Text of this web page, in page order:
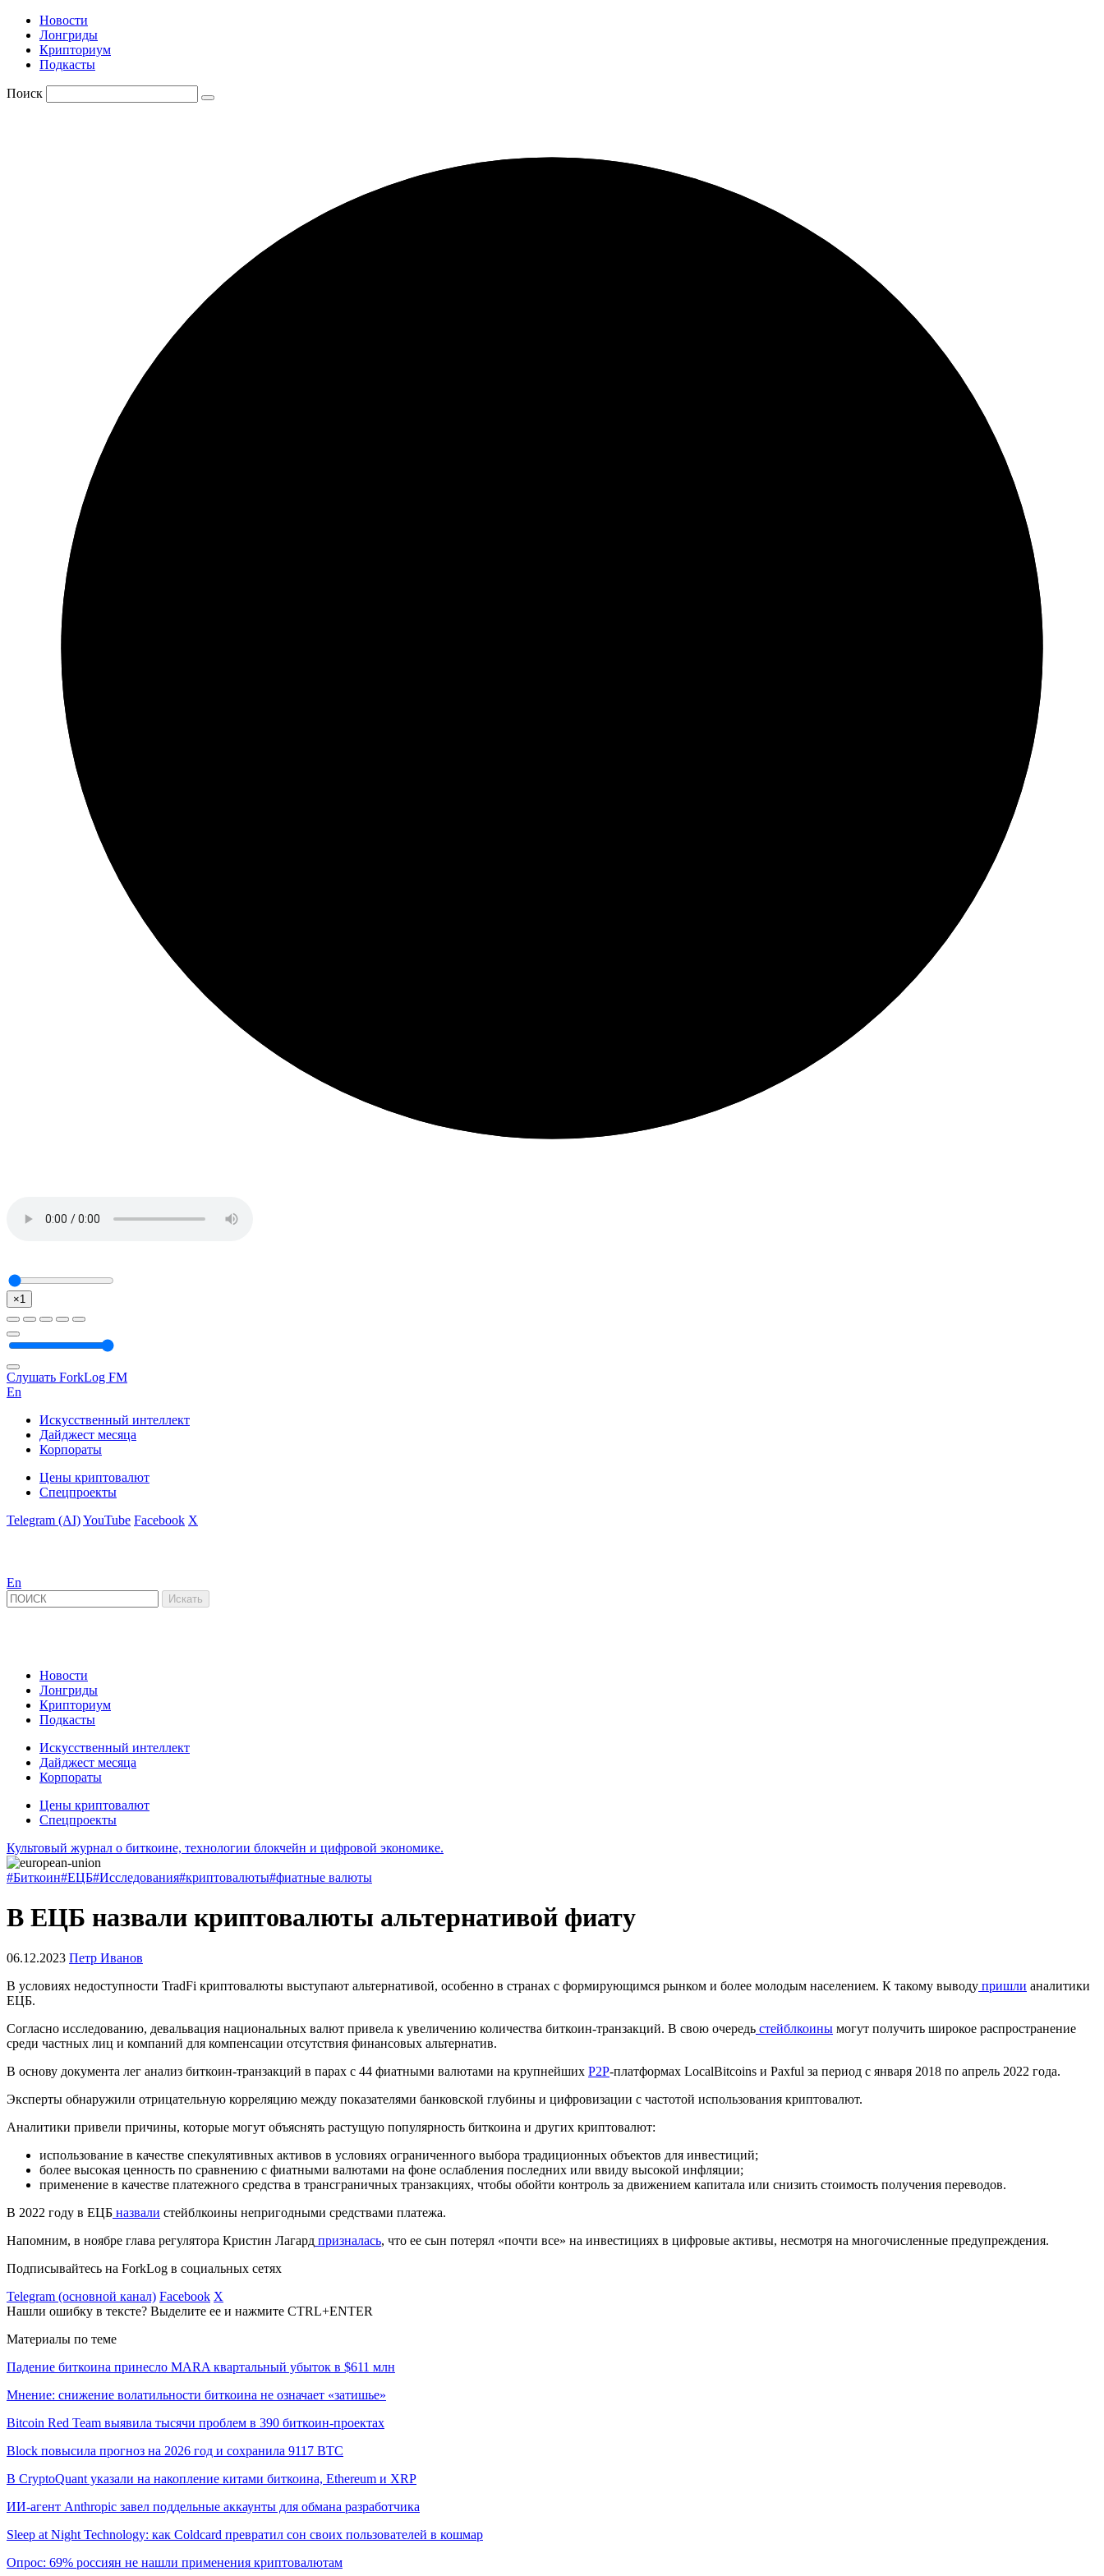
Новости
Лонгриды
Крипториум
Подкасты
Поиск
×1
Слушать ForkLog FM
En
Искусственный интеллект
Дайджест месяца
Корпораты
Цены криптовалют
Спецпроекты
Telegram (AI)YouTube Facebook X
En
Новости
Лонгриды
Крипториум
Подкасты
Искусственный интеллект
Дайджест месяца
Корпораты
Цены криптовалют
Спецпроекты
Культовый журнал о биткоине, технологии блокчейн и цифровой экономике.
#Биткоин#ЕЦБ#Исследования#криптовалюты#фиатные валюты
В ЕЦБ назвали криптовалюты альтернативой фиату
06.12.2023 Петр Иванов
В условиях недоступности TradFi криптовалюты выступают альтернативой, особенно в странах с формирующимся рынком и более молодым населением. К такому выводу пришли аналитики
EЦБ.
Согласно исследованию, девальвация национальных валют привела к увеличению количества биткоин-транзакций. В свою очередь стейблкоины могут получить широкое распространение
среди частных лиц и компаний для компенсации отсутствия финансовых альтернатив.
В основу документа лег анализ биткоин-транзакций в парах с 44 фиатными валютами на крупнейших P2P-платформах LocalBitcoins и Paxful за период с января 2018 по апрель 2022 года.
Эксперты обнаружили отрицательную корреляцию между показателями банковской глубины и цифровизации с частотой использования криптовалют.
Аналитики привели причины, которые могут объяснять растущую популярность биткоина и других криптовалют:
использование в качестве спекулятивных активов в условиях ограниченного выбора традиционных объектов для инвестиций;
более высокая ценность по сравнению с фиатными валютами на фоне ослабления последних или ввиду высокой инфляции;
применение в качестве платежного средства в трансграничных транзакциях, чтобы обойти контроль за движением капитала или снизить стоимость получения переводов.
В 2022 году в ЕЦБ назвали стейблкоины непригодными средствами платежа.
Напомним, в ноябре глава регулятора Кристин Лагард призналась, что ее сын потерял «почти все» на инвестициях в цифровые активы, несмотря на многочисленные предупреждения.
Подписывайтесь на ForkLog в социальных сетях
Telegram (основной канал) Facebook X
Нашли ошибку в тексте? Выделите ее и нажмите CTRL+ENTER
Материалы по теме
Падение биткоина принесло MARA квартальный убыток в $611 млн
Мнение: снижение волатильности биткоина не означает «затишье»
Bitcoin Red Team выявила тысячи проблем в 390 биткоин-проектах
Block повысила прогноз на 2026 год и сохранила 9117 BTC
В CryptoQuant указали на накопление китами биткоина, Ethereum и XRP
ИИ-агент Anthropic завел поддельные аккаунты для обмана разработчика
Sleep at Night Technology: как Coldcard превратил сон своих пользователей в кошмар
Опрос: 69% россиян не нашли применения криптовалютам